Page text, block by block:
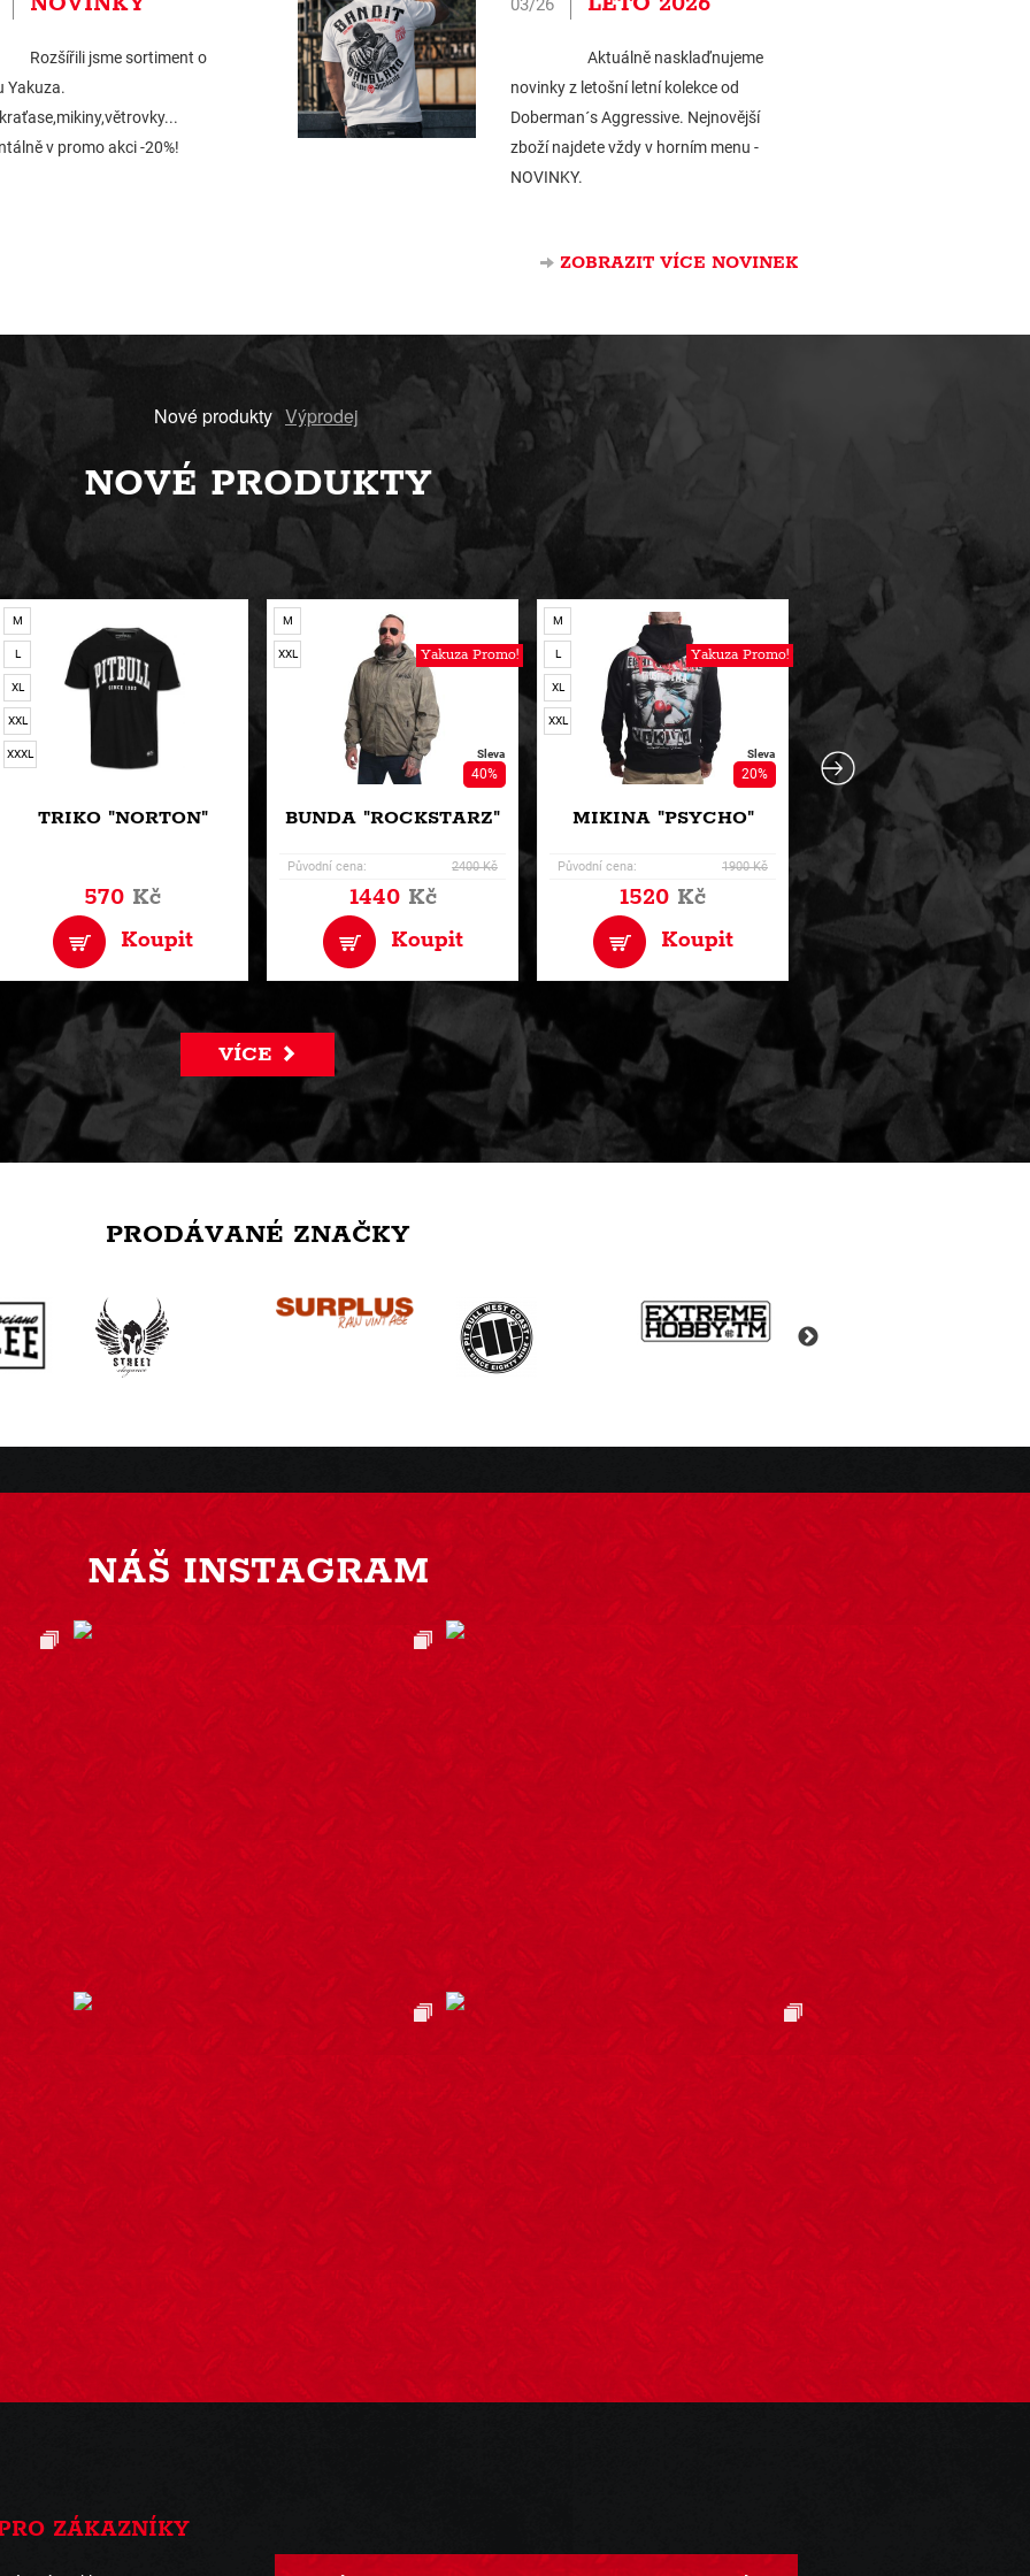
Rozšířili jsme sortiment o
Yakuza.
v promo akci -20%!
03/26
Aktuálně nasklaďnujeme
novinky z letošní letní kolekce od
Doberman´s Aggressive. Nejnovější
zboží najdete vždy v horním menu -
NOVINKY.
ZOBRAZIT VÍCE NOVINEK
Nové produkty Výprodej
NOVÉ PRODUKTY
M
L
XL
XXL
XXXL
TRIKO "NORTON"
570 Kč
Koupit
Yakuza Promo!
M
XXL
Sleva
40%
BUNDA "ROCKSTARZ"
Původní cena: 2400 Kč
1440 Kč
Koupit
Yakuza Promo!
M
L
XL
XXL
Sleva
20%
MIKINA "PSYCHO"
Původní cena: 1900 Kč
1520 Kč
Koupit
MIKINA "BLEAK"
1199
Koupit
VÍCE
PRODÁVANÉ ZNAČKY
NÁŠ INSTAGRAM
ZÁKAZNÍKY